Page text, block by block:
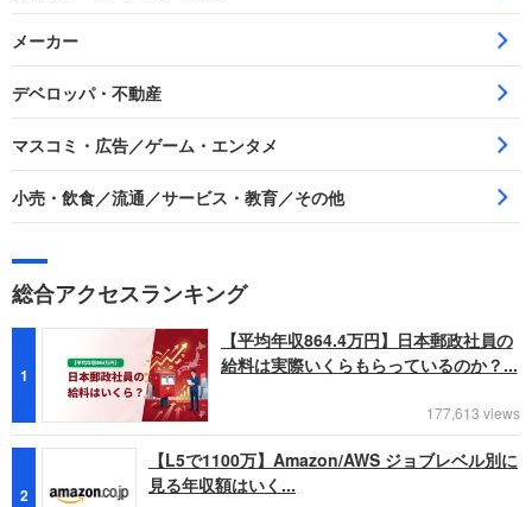
メーカー
デベロッパ・不動産
マスコミ・広告／ゲーム・エンタメ
小売・飲食／流通／サービス・教育／その他
総合アクセスランキング
1
【平均年収864.4万円】日本郵政社員の
給料は実際いくらもらっているのか？...
177,613 views
2
【L5で1100万】Amazon/AWS ジョブレベル別に
見る年収額はいく...